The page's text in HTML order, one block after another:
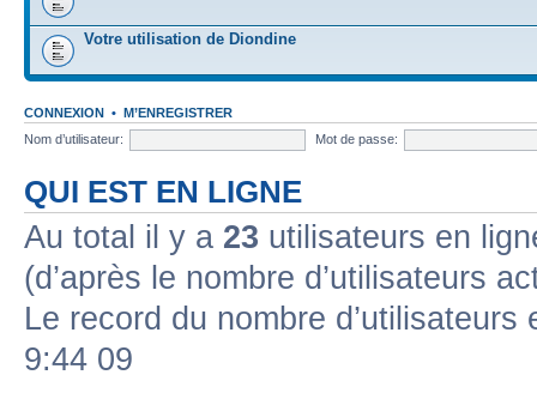
Votre utilisation de Diondine
CONNEXION • M’ENREGISTRER
Nom d’utilisateur:
Mot de passe:
QUI EST EN LIGNE
Au total il y a 23 utilisateurs en
(d’après le nombre d’utilisateurs
Le record du nombre
9:44 09